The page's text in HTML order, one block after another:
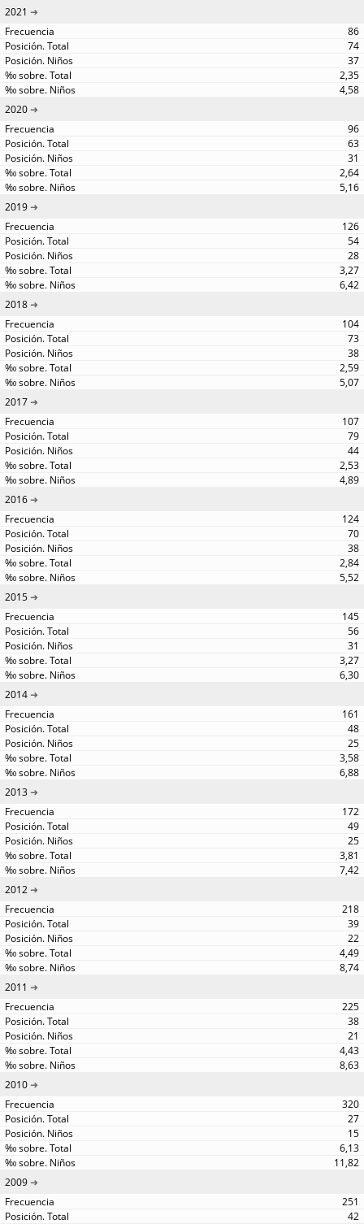
2021
86
74
37
2,35
4,58
2020
96
63
31
2,64
5,16
2019
126
54
28
3,27
6,42
2018
104
73
38
2,59
5,07
2017
107
79
44
2,53
4,89
2016
124
70
38
2,84
5,52
2015
145
56
31
3,27
6,30
2014
161
48
25
3,58
6,88
2013
172
49
25
3,81
7,42
2012
218
39
22
4,49
8,74
2011
225
38
21
4,43
8,63
2010
320
27
15
6,13
11,82
2009
251
42